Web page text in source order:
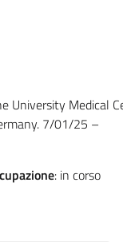
University Medical
7/01/25 –
: in corso